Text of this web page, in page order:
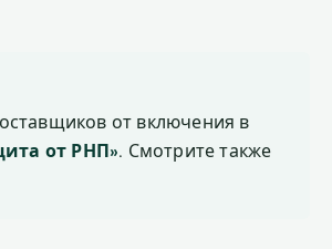
от включения в
от РНП». Смотрите также